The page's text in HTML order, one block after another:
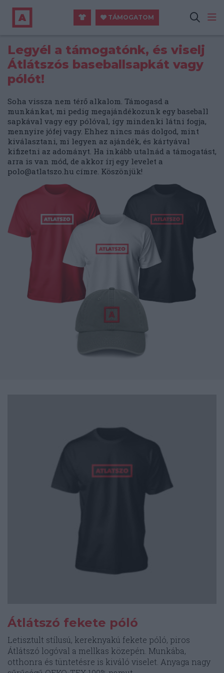
TÁMOGATOM
Legyél a támogatónk, és viselj
Átlátszós baseballsapkát vagy
pólót!
Soha vissza nem térő alkalom. Támogasd a
munkánkat, mi pedig megajándékozunk egy baseball
sapkával vagy egy pólóval, így mindenki látni fogja,
mennyire jófej vagy. Ehhez nincs más dolgod, mint
kiválasztani, mi legyen az ajándék, és kártyával
kifizetni az adományt. Ha inkább utalnád a támogatást,
arra is van mód, de akkor írj egy levelet a
polo@atlatszo.hu címre. Köszönjük!
Átlátszó fekete póló
Letisztult stílusú, kereknyakú fekete póló, piros
Átlátszó logóval a mellkas közepén. Munkába,
otthonra és tüntetésre is kiváló viselet. Anyaga nagy